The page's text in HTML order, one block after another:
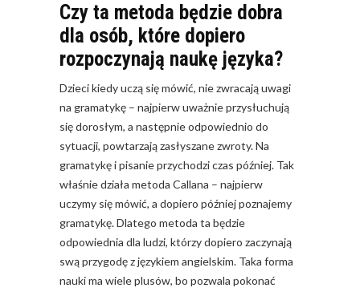
Czy ta metoda będzie dobra
dla osób, które dopiero
rozpoczynają naukę języka?
Dzieci kiedy uczą się mówić, nie zwracają uwagi
na gramatykę – najpierw uważnie przysłuchują
się dorosłym, a następnie odpowiednio do
sytuacji, powtarzają zasłyszane zwroty. Na
gramatykę i pisanie przychodzi czas później. Tak
właśnie działa metoda Callana – najpierw
uczymy się mówić, a dopiero później poznajemy
gramatykę. Dlatego metoda ta będzie
odpowiednia dla ludzi, którzy dopiero zaczynają
swą przygodę z językiem angielskim. Taka forma
nauki ma wiele plusów, bo pozwala pokonać